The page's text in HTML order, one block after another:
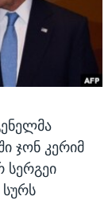
ჯონ კერიმ
სერგეი